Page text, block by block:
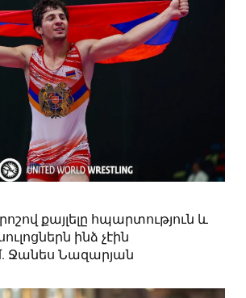
քայլելը հպարտություն և
ինձ չէին
Ջանես Նազարյան